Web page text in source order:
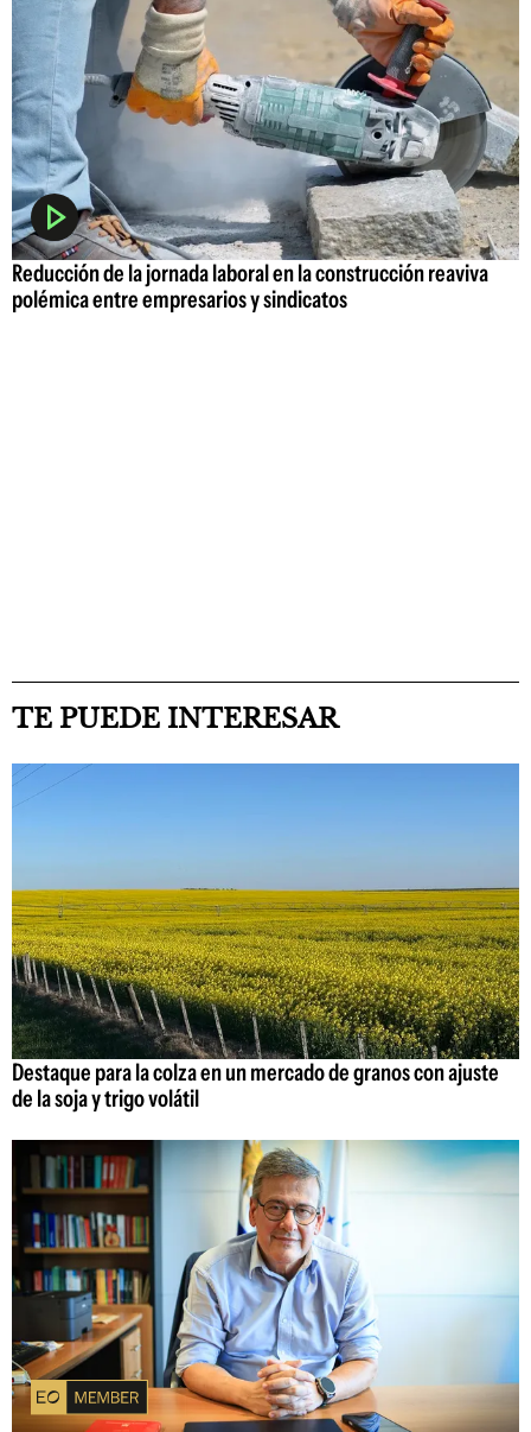
Reducción de la jornada laboral en la construcción reaviva
polémica entre empresarios y sindicatos
TE PUEDE INTERESAR
Destaque para la colza en un mercado de granos con ajuste
de la soja y trigo volátil